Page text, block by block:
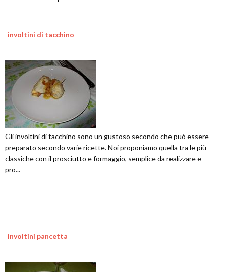
involtini di tacchino
Gli involtini di tacchino sono un gustoso secondo che può essere
preparato secondo varie ricette. Noi proponiamo quella tra le più
classiche con il prosciutto e formaggio, semplice da realizzare e
pro...
involtini pancetta